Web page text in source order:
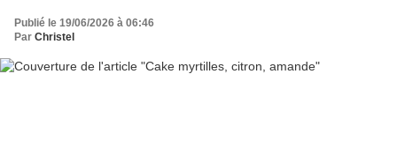
Publié le 19/06/2026 à 06:46
Par Christel